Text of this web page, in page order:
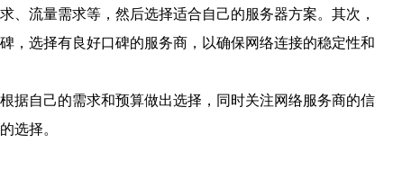
流量需求等，然后选择适合自己的服务器方案。其次，
，选择有良好口碑的服务商，以确保网络连接的稳定性和
据自己的需求和预算做出选择，同时关注网络服务商的信
选择。